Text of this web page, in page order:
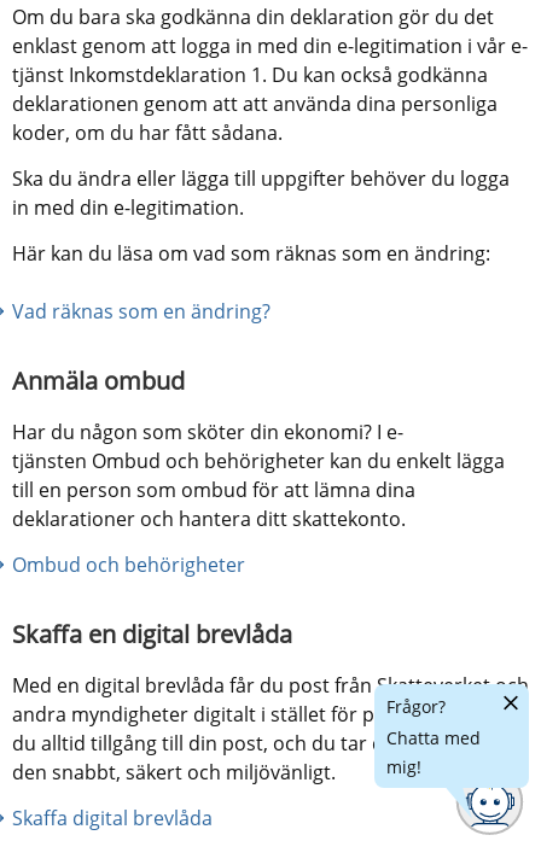
Om du bara ska godkänna din deklaration gör du det
enklast genom att logga in med din e-legitimation i vår e-
tjänst Inkomstdeklaration 1. Du kan också godkänna
deklarationen genom att att använda dina personliga
koder, om du har fått sådana.
Ska du ändra eller lägga till uppgifter behöver du logga
in med din e-legitimation.
Här kan du läsa om vad som räknas som en ändring:
Vad räknas som en ändring?
Anmäla ombud
Har du någon som sköter din ekonomi? I e-
tjänsten Ombud och behörigheter kan du enkelt lägga
till en person som ombud för att lämna dina
deklarationer och hantera ditt skattekonto.
Ombud och behörigheter
Skaffa en digital brevlåda
Med en digital brevlåda får du post från Skatteverket och
andra myndigheter digitalt i stället för på papper. Då har
du alltid tillgång till din post, och du tar dessutom emot
den snabbt, säkert och miljövänligt.
Skaffa digital brevlåda
Frågor?
Chatta med
mig!
Dölj